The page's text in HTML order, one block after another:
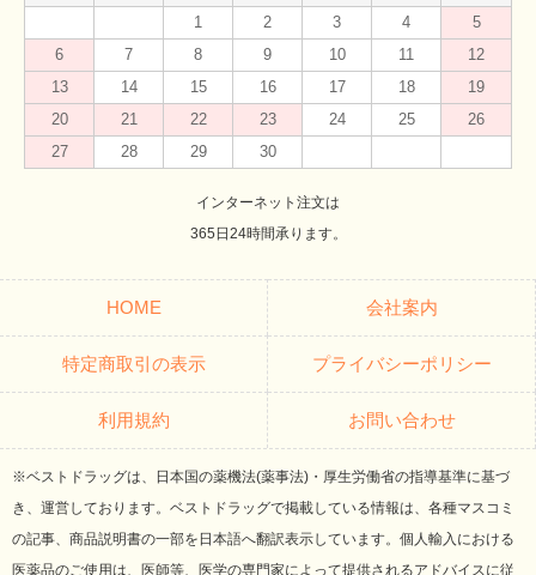
1
2 3 4
5
6
7 8 9 10 11
12
13
14 15 16 17 18
19
20
21 22 23 24 25
26
27
28 29 30
インターネット注文は
365日24時間承ります。
HOME 会社案内
特定商取引の表示 プライバシーポリシー
利用規約 お問い合わせ
※ベストドラッグは、日本国の薬機法(薬事法)・厚生労働省の指導基準に基づ
き、運営しております。ベストドラッグで掲載している情報は、各種マスコミ
の記事、商品説明書の一部を日本語へ翻訳表示しています。個人輸入における
医薬品のご使用は、医師等、医学の専門家によって提供されるアドバイスに従